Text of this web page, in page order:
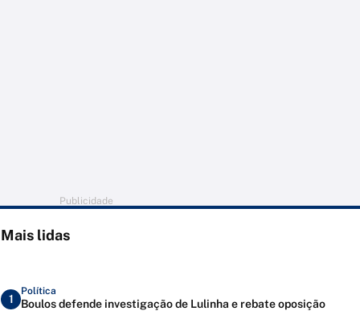
Publicidade
Mais lidas
1
Política
Boulos defende investigação de Lulinha e rebate oposição